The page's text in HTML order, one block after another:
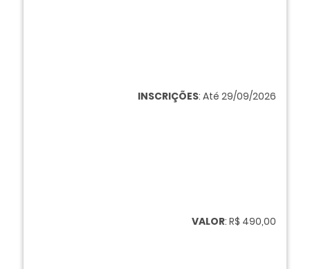
INSCRIÇÕES: Até 29/09/2026
VALOR: R$ 490,00